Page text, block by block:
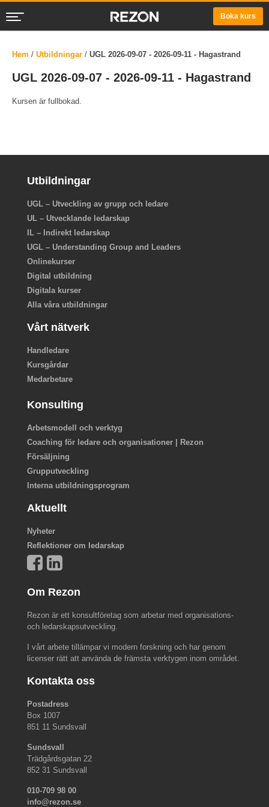
Boka kurs
Hem / Utbildningar / UGL 2026-09-07 - 2026-09-11 - Hagastrand
UGL 2026-09-07 - 2026-09-11 - Hagastrand
Kursen är fullbokad.
Utbildningar
UGL – Utveckling av grupp och ledare
UL – Utvecklande ledarskap
IL – Indirekt ledarskap
UGL – Understanding Group and Leaders
Onlinekurser
Digital utbildning
Digitala kurser
Alla våra utbildningar
Vårt nätverk
Handledare
Kursgårdar
Medarbetare
Konsulting
Arbetsmodell och verktyg
Coaching för ledare och organisationer | Rezon
Försäljning
Grupputveckling
Interna utbildningsprogram
Aktuellt
Nyheter
Reflektioner om ledarskap
Om Rezon
Rezon är ett konsultföretag som arbetar med organisations-
och ledarskapsutveckling.
I vårt arbete tillämpar vi modern forskning och har genom
licenser rätt att använda de främsta verktygen inom området.
Kontakta oss
Postadress
Box 1007
851 11 Sundsvall
Sundsvall
Trädgårdsgatan 22
852 31 Sundsvall
010-709 98 00
info@rezon.se